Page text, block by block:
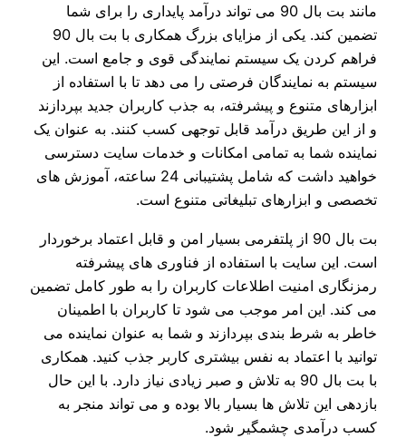
مانند بت بال 90 می‌ تواند درآمد پایداری را برای شما
تضمین کند. یکی از مزایای بزرگ همکاری با بت بال 90
فراهم کردن یک سیستم نمایندگی قوی و جامع است. این
سیستم به نمایندگان فرصتی را می‌ دهد تا با استفاده از
ابزارهای متنوع و پیشرفته، به جذب کاربران جدید بپردازند
و از این طریق درآمد قابل توجهی کسب کنند. به عنوان یک
نماینده شما به تمامی امکانات و خدمات سایت دسترسی
خواهید داشت که شامل پشتیبانی 24 ساعته، آموزش‌ های
تخصصی و ابزارهای تبلیغاتی متنوع است.
بت بال 90 از پلتفرمی بسیار امن و قابل اعتماد برخوردار
است. این سایت با استفاده از فناوری‌ های پیشرفته
رمزنگاری امنیت اطلاعات کاربران را به طور کامل تضمین
می‌ کند. این امر موجب می‌ شود تا کاربران با اطمینان
خاطر به شرط بندی بپردازند و شما به عنوان نماینده می‌
توانید با اعتماد به نفس بیشتری کاربر جذب کنید. همکاری
با بت بال 90 به تلاش و صبر زیادی نیاز دارد. با این حال
بازدهی این تلاش‌ ها بسیار بالا بوده و می‌ تواند منجر به
کسب درآمدی چشمگیر شود.